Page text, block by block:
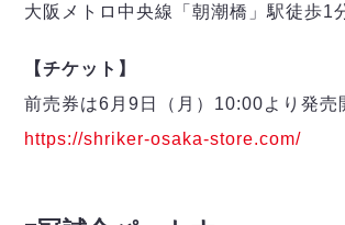
大阪メトロ中央線「朝潮橋」駅徒歩1
【チケット】
前売券は6月9日（月）10:00より発売
https://shriker-osaka-store.com/